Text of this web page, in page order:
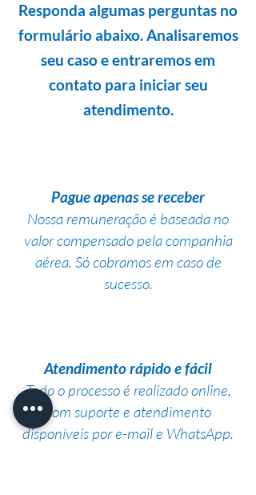
Responda algumas perguntas no
formulário abaixo. Analisaremos
seu caso e entraremos em
contato para iniciar seu
atendimento.
Pague apenas se receber
Nossa remuneração é baseada no
valor compensado pela companhia
aérea. Só cobramos em caso de
sucesso.
Atendimento rápido e fácil
Todo o processo é realizado online,
com suporte e atendimento
disponíveis por e-mail e WhatsApp.